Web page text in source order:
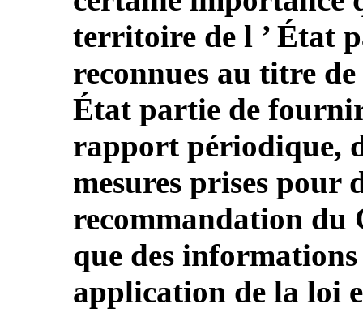
territoire de l ’ État
reconnues au titre
État partie de
rapport périodique,
mesures prises pour
recommandation du
que des informations
application de la loi